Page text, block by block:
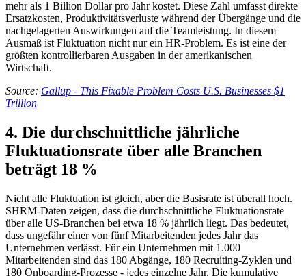
mehr als 1 Billion Dollar pro Jahr kostet. Diese Zahl umfasst direkte
Ersatzkosten, Produktivitätsverluste während der Übergänge und die
nachgelagerten Auswirkungen auf die Teamleistung. In diesem
Ausmaß ist Fluktuation nicht nur ein HR-Problem. Es ist eine der
größten kontrollierbaren Ausgaben in der amerikanischen
Wirtschaft.
Source: Gallup - This Fixable Problem Costs U.S. Businesses $1
Trillion
4. Die durchschnittliche jährliche
Fluktuationsrate über alle Branchen
beträgt 18 %
Nicht alle Fluktuation ist gleich, aber die Basisrate ist überall hoch.
SHRM-Daten zeigen, dass die durchschnittliche Fluktuationsrate
über alle US-Branchen bei etwa 18 % jährlich liegt. Das bedeutet,
dass ungefähr einer von fünf Mitarbeitenden jedes Jahr das
Unternehmen verlässt. Für ein Unternehmen mit 1.000
Mitarbeitenden sind das 180 Abgänge, 180 Recruiting-Zyklen und
180 Onboarding-Prozesse - jedes einzelne Jahr. Die kumulative